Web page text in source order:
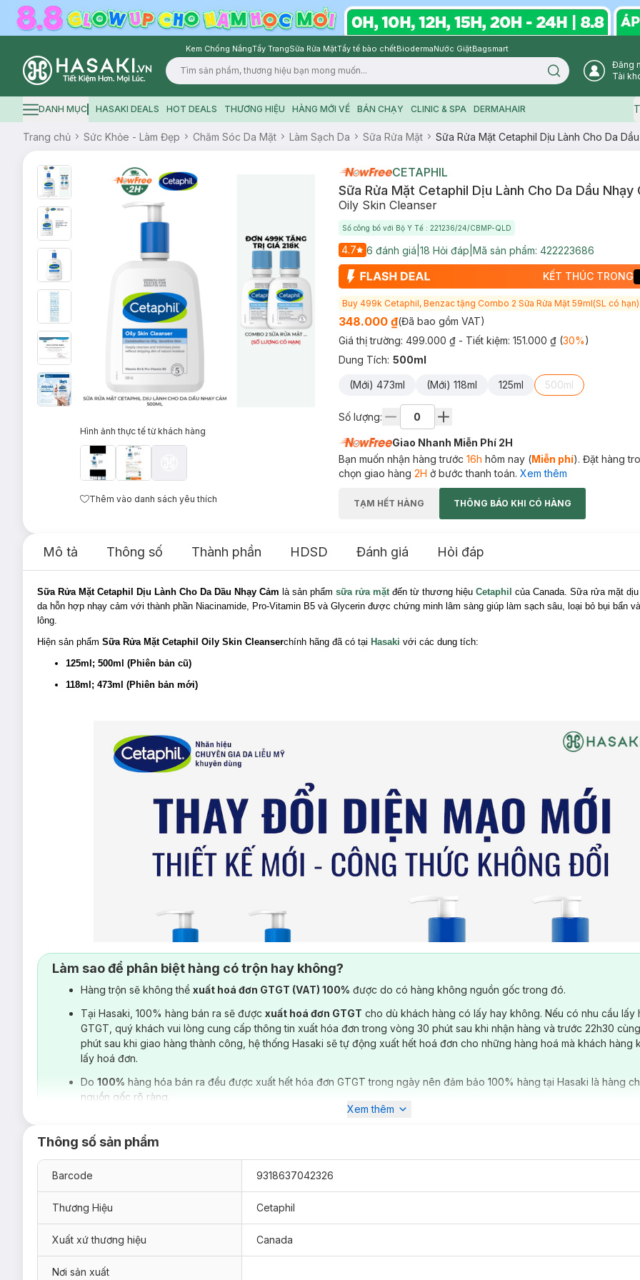
Kem Chống NắngTẩy TrangSữa Rửa MặtTẩy tế bào chếtBiodermaNước GiặtBagsmart
Logo
Search icon
Đăng
Tài
Hamburger icon
DANH MỤC HASAKI DEALS HOT DEALS THƯƠNG HIỆU HÀNG MỚI VỀ BÁN CHẠY CLINIC & SPA DERMAHAIR
Trang chủ Sức Khỏe - Làm Đẹp Chăm Sóc Da Mặt Làm Sạch Da Sữa Rửa Mặt Sữa Rửa Mặt Cetaphil Dịu Lành Cho Da
Hình ảnh thực tế từ khách hàng
Thêm vào danh sách yêu thích
CETAPHIL
Sữa Rửa Mặt Cetaphil Dịu Lành Cho Da Dầu Nhạy
Oily Skin Cleanser
Số công bố với Bộ Y Tế : 221236/24/CBMP-QLD
4.7 6 đánh giá 18 Hỏi đáp Mã sản phẩm: 422223686
KẾT THÚC TRONG
Buy 499k Cetaphil, Benzac tặng Combo 2 Sữa Rửa Mặt 59ml(SL có hạn)
348.000 ₫(Đã bao gồm VAT)
Giá thị trường: 499.000 ₫ - Tiết kiệm: 151.000 ₫(30%)
Dung Tích: 500ml
(Mới) 473ml (Mới) 118ml 125ml 500ml
Số lượng:
Giao Nhanh Miễn Phí 2H
Bạn muốn nhận hàng trước 16h hôm nay (Miễn phí). Đặt hàng
chọn giao hàng 2H ở bước thanh toán. Xem thêm
TẠM HẾT HÀNG THÔNG BÁO KHI CÓ HÀNG
Mô tả Thông số Thành phần HDSD Đánh giá Hỏi đáp
Sữa Rửa Mặt Cetaphil Dịu Lành Cho Da Dầu Nhạy Cảm là sản phẩm sữa rửa mặtđến từ thương hiệu Cetaphil của Canada. Sữa rửa mặt
da hỗn hợp nhạy cảm với thành phần Niacinamide, Pro-Vitamin B5 và Glycerin được chứng minh lâm sàng giúp làm sạch sâu, loại bỏ bụi bẩn
lông.
Hiện sản phẩm Sữa Rửa Mặt Cetaphil Oily Skin Cleanserchính hãng đã có tại Hasaki với các dung tích:
125ml; 500ml (Phiên bản cũ)
118ml; 473ml (Phiên bản mới)
Làm sao để phân biệt hàng có trộn hay không?
Hàng trộn sẽ không thể xuất hoá đơn GTGT (VAT) 100% được do có hàng không nguồn gốc trong đó.
Tại Hasaki, 100% hàng bán ra sẽ được xuất hoá đơn GTGT cho dù khách hàng có lấy hay không. Nếu có nhu cầu lấy
GTGT, quý khách vui lòng cung cấp thông tin xuất hóa đơn trong vòng 30 phút sau khi nhận hàng và trước 22h30
phút sau khi giao hàng thành công, hệ thống Hasaki sẽ tự động xuất hết hoá đơn cho những hàng hoá mà khách hàng
lấy hoá đơn.
Do 100% hàng hóa bán ra đều được xuất hết hóa đơn GTGT trong ngày nên đảm bảo 100% hàng tại Hasaki là hàng
nguồn gốc rõ ràng.
Xem thêm
Thông số sản phẩm
Barcode 9318637042326
Thương Hiệu Cetaphil
Xuất xứ thương hiệu Canada
Nơi sản xuất